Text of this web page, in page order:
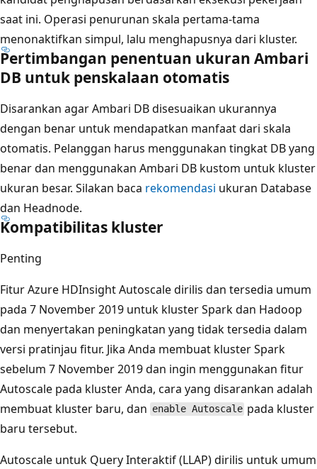
saat ini. Operasi penurunan skala pertama-tama
menonaktifkan simpul, lalu menghapusnya dari kluster.
Pertimbangan penentuan ukuran Ambari
DB untuk penskalaan otomatis
Disarankan agar Ambari DB disesuaikan ukurannya
dengan benar untuk mendapatkan manfaat dari skala
otomatis. Pelanggan harus menggunakan tingkat DB yang
benar dan menggunakan Ambari DB kustom untuk kluster
ukuran besar. Silakan baca rekomendasi ukuran Database
dan Headnode.
Kompatibilitas kluster
Penting
Fitur Azure HDInsight Autoscale dirilis dan tersedia umum
pada 7 November 2019 untuk kluster Spark dan Hadoop
dan menyertakan peningkatan yang tidak tersedia dalam
versi pratinjau fitur. Jika Anda membuat kluster Spark
sebelum 7 November 2019 dan ingin menggunakan fitur
Autoscale pada kluster Anda, cara yang disarankan adalah
membuat kluster baru, dan enable Autoscale pada kluster
baru tersebut.
Autoscale untuk Query Interaktif (LLAP) dirilis untuk umum